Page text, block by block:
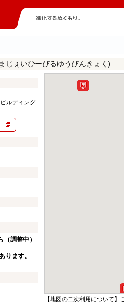
じぇいぴーびるゆうびんきょく)
ルディング
調整中）
ります。
【地図の二次利用について